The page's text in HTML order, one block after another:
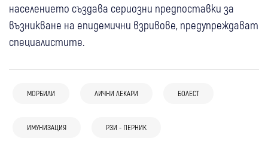
населението създава сериозни предпоставки за
възникване на епидемични взривове, предупреждават
специалистите.
МОРБИЛИ ЛИЧНИ ЛЕКАРИ БОЛЕСТ
ИМУНИЗАЦИЯ РЗИ - ПЕРНИК
Враца и Плевен
Перник
15-месечно дете, което не е било
България 27 май
Перник 28 апр